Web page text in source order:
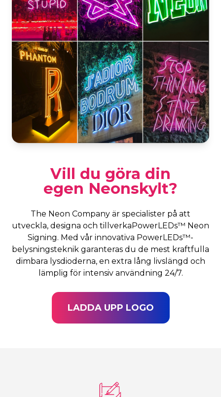
Vill du göra din
egen Neonskylt?
The Neon Company är specialister på att
utveckla, designa och tillverkaPowerLEDs™ Neon
Signing. Med vår innovativa PowerLEDs™-
belysningsteknik garanteras du de mest kraftfulla
dimbara lysdioderna, en extra lång livslängd och
lämplig för intensiv användning 24/7.
LADDA UPP LOGO